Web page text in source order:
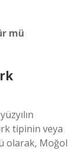
mü
tipinin veya
olarak, Moğol